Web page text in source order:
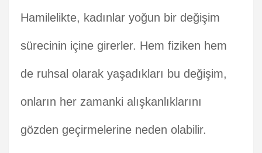
Hamilelikte, kadınlar yoğun bir değişim
sürecinin içine girerler. Hem fiziken hem
de ruhsal olarak yaşadıkları bu değişim,
onların her zamanki alışkanlıklarını
gözden geçirmelerine neden olabilir.